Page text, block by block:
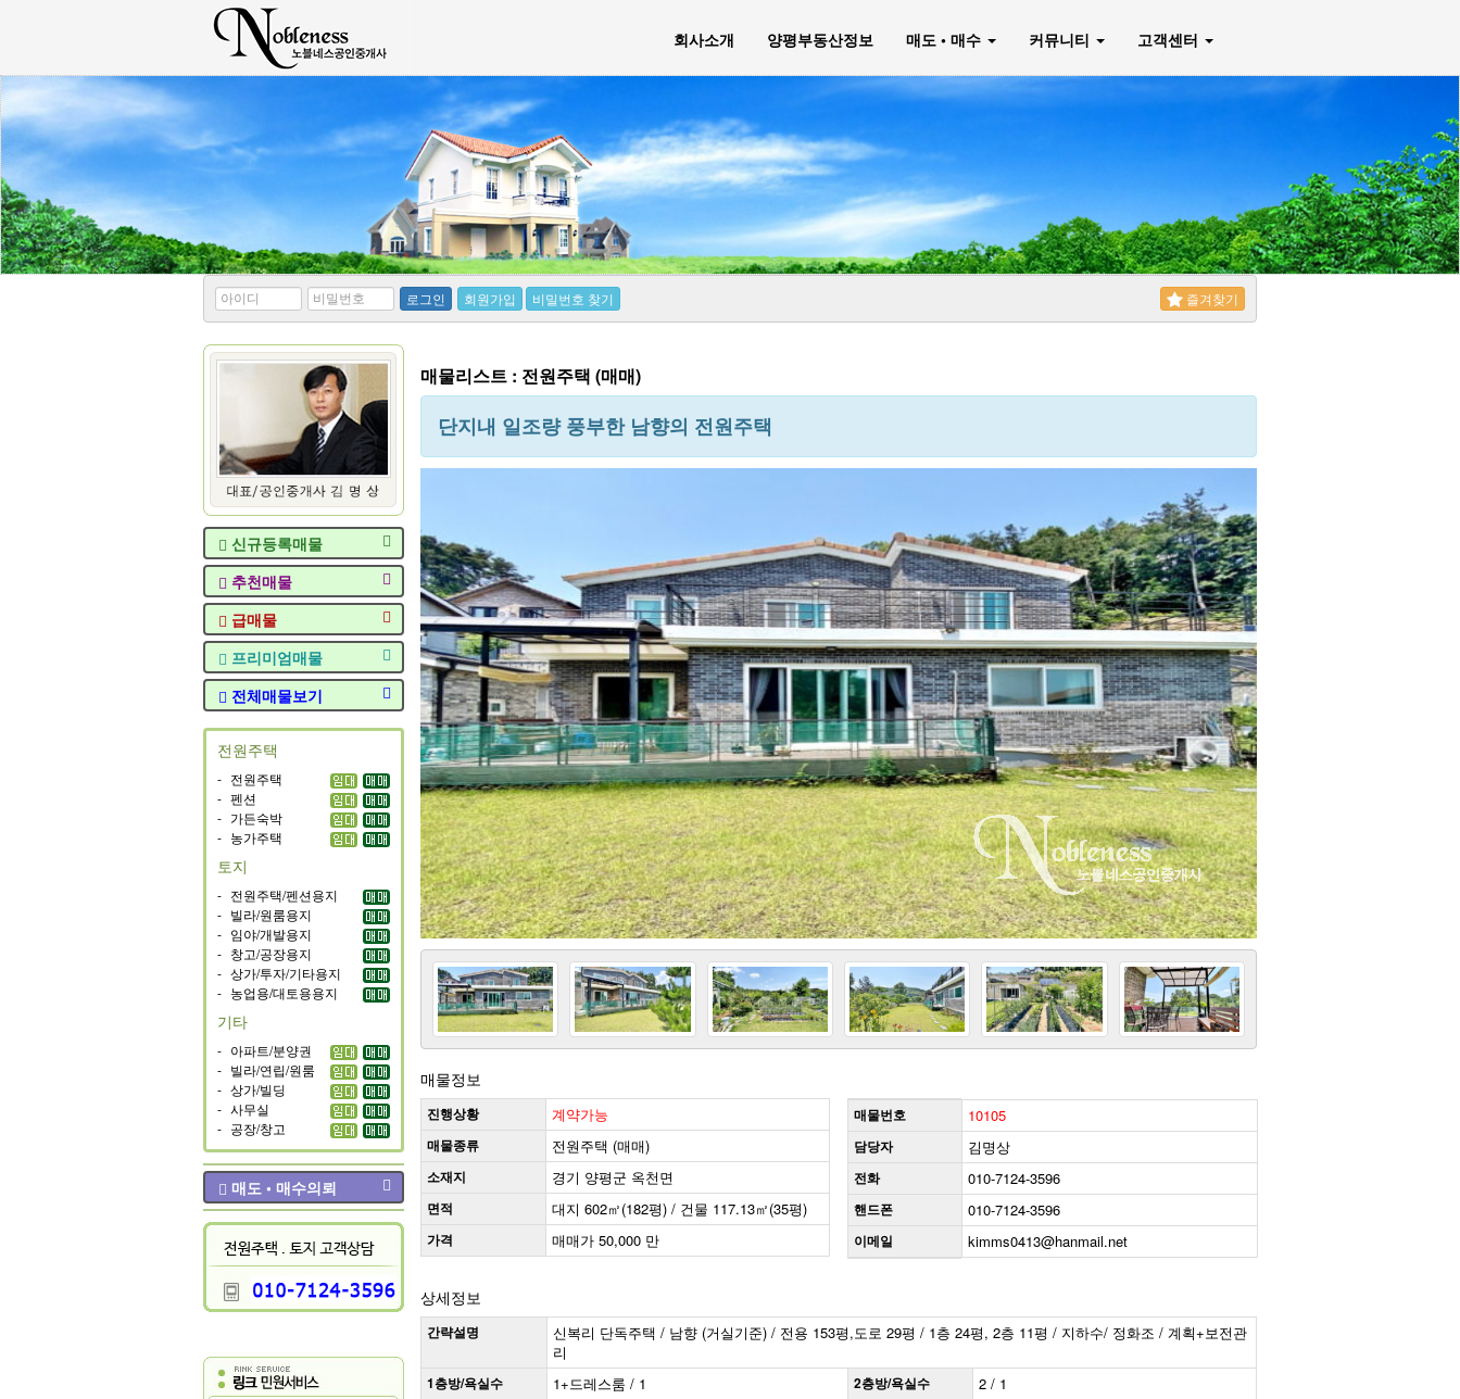
회사소개 양평부동산정보 매도 • 매수 커뮤니티 고객센터
*
아
디
*
비
번
호
로그인 회원가입 비밀번호 찾기 즐겨찾기
신규등록매물
추천매물
급매물
프리미엄매물
전체매물보기
전원주택
- 전원주택
- 펜션
- 가든숙박
- 농가주택
토지
- 전원주택/펜션용지
- 빌라/원룸용지
- 임야/개발용지
- 창고/공장용지
- 상가/투자/기타용지
- 농업용/대토용용지
기타
- 아파트/분양권
- 빌라/연립/원룸
- 상가/빌딩
- 사무실
- 공장/창고
매도 • 매수의뢰
매물리스트 : 전원주택 (매매)
단지내 일조량 풍부한 남향의 전원주택
매물정보
진행상황 계약가능
매물종류 전원주택 (매매)
소재지 경기 양평군 옥천면
면적 대지 602㎡(182평) / 건물 117.13㎡(35평)
가격 매매가 50,000 만
매물번호 10105
담당자 김명상
전화 010-7124-3596
핸드폰 010-7124-3596
이메일 kimms0413@hanmail.net
상세정보
간략설명
신복리 단독주택 / 남향 (거실기준) / 전용 153평,도로 29평 / 1층 24평, 2층 11평 / 지하수/ 정화조 / 계획+보전관
리
1층방/욕실수 1+드레스룸 / 1 2층방/욕실수 2 / 1